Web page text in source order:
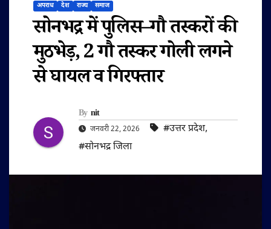
अपराध देश राज्य समाज
सोनभद्र में पुलिस–गौ तस्करों की
मुठभेड़, 2 गौ तस्कर गोली लगने
से घायल व गिरफ्तार
By nit
जनवरी 22, 2026 #उत्तर प्रदेश,
#सोनभद्र जिला